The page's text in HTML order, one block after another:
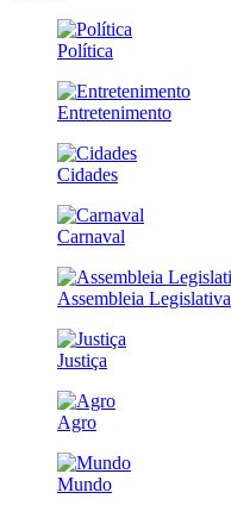
Política
Entretenimento
Cidades
Carnaval
Assembleia Legislativa
Justiça
Agro
Mundo